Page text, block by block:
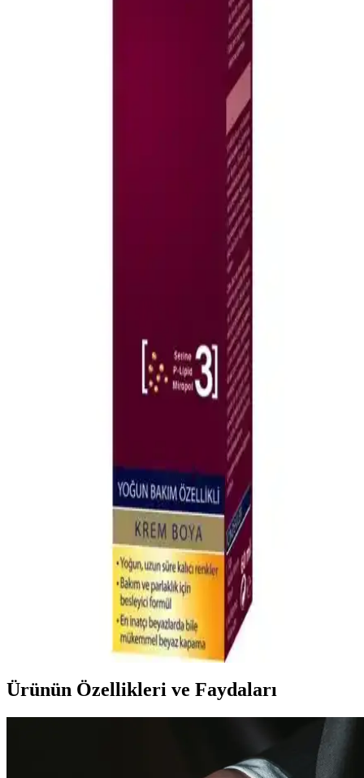
Dermalute Saç Koruma Şampuanı, pH 5.5 değeriyle saç derisini
koruyarak saç dökülmesini azaltır ve sağlıklı, parlak saçlar sağlar.
Tüm saç tiplerine uygun, düzenli kullanımda etkili sonuçlar sunar.
Elseve Hydra Hyaluronik Saç Serumu: Nemli ve
Dolgun Görünüm İçin Günlük Bakım
Hyaluronik asit içeren bu saç serumu, saçlara derinlemesine nem
kazandırır, hacim ve parlaklık sağlar, elektriklenmeyi önler ve kolay
taranır hale getirir, sağlıklı ve canlı saçlar için ideal bir bakım
Avesin Saç Bakım Serumu İnce Telli Saçlar İçin
Güçlendirici ve Sağlıklı Görünüm Sağlar
Avesin Saç Bakım Serumu, ince telli saçlar için güçlendirici
içeriklerle saç dökülmesini azaltır, sağlıklı ve dolgun görünüm
sağlar, doğal bitki ekstraktlarıyla saç köklerini destekler.
LOVE BUTTER Çörek Otu Saç Maskesi: Doğal ve
LOVE BUTTER Çörek Otu Saç Maskesi, tüm saç tiplerine uygun
doğal içerikleriyle saçlara güç, parlaklık ve sağlık kazandırır.
Düzenli kullanımda yumuşaklık ve nem sağlar, saçların canlı
Japon Saç Düzleştirme İşlemi Sonrası Bakım ve
Japon saç düzleştirme işlemi sonrası saçın kalıcı düzlüğü için 3-4
gün su ile temasın kesilmesi, uygun ısı uygulaması ve doğru bakım
ürünlerinin kullanılması önemlidir. Saç tipi ve kuaförün deneyimi
Vital Colors Koyu Fındık Kabuğu 7-65 Saç Boyama
Ürünü ve Özellikleri
Vital Colors Koyu Fındık Kabuğu 7-65, yüksek performanslı, uzun
süre kalıcı ve bakım sağlayan yoğun pigmentli saç boyasıdır.
Beyazları kapatır, doğal görünüm ve parlaklık sunar.
Ürünün Özellikleri ve Faydaları